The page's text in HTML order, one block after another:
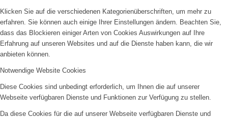
Klicken Sie auf die verschiedenen Kategorienüberschriften, um mehr zu
erfahren. Sie können auch einige Ihrer Einstellungen ändern. Beachten Sie,
dass das Blockieren einiger Arten von Cookies Auswirkungen auf Ihre
Erfahrung auf unseren Websites und auf die Dienste haben kann, die wir
anbieten können.
Notwendige Website Cookies
Diese Cookies sind unbedingt erforderlich, um Ihnen die auf unserer
Webseite verfügbaren Dienste und Funktionen zur Verfügung zu stellen.
Da diese Cookies für die auf unserer Webseite verfügbaren Dienste und